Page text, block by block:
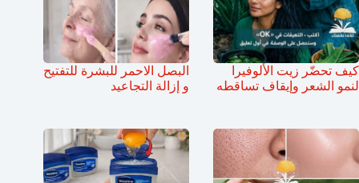
كيف تحضّر زيت الألوفيرا
لنمو الشعر وإيقاف تساقطه
البصل الاحمر للبشرة للتفتيح
و إزالة التجاعيد